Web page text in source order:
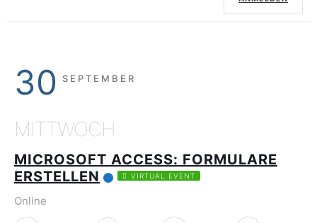
30 SEPTEMBER
MITTWOCH
MICROSOFT ACCESS: FORMULARE
ERSTELLEN
VIRTUAL EVENT
Online